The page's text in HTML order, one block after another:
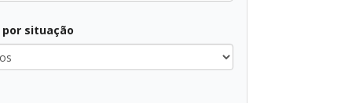
situação